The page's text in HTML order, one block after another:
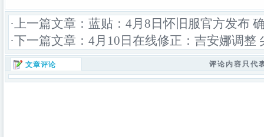
·上一篇文章： 蓝贴：4月8日怀旧服官方发布
·下一篇文章： 4月10日在线修正：吉安娜调整
文章评论 评论内容只代